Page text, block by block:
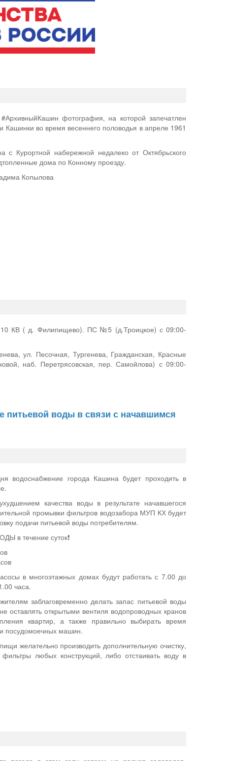
фотография, на которой запечатлен
Кашинки во время весеннего половодья в апреле 1961
с Курортной набережной недалеко от Октябрьского
дома по Конному проезду.
Копылова
КВ ( д. Филипищево). ПС №5 (д.Троицкое) с 09:00-
ул. Песочная, Тургенева, Гражданская, Красные
наб. Перетрясовская, пер. Самойлова) с 09:00-
питьевой воды в связи с начавшимся
водоснабжение города Кашина будет проходить в
качества воды в результате начавшегося
промывки фильтров водозабора МУП КХ будет
подачи питьевой воды потребителям.
в течение суток❗
в многоэтажных домах будут работать с 7.00 до
часа.
заблаговременно делать запас питьевой воды
оставлять открытыми вентиля водопроводных кранов
квартир, а также правильно выбирать время
посудомоечных машин.
желательно производить дополнительную очистку,
любых конструкций, либо отстаивать воду в